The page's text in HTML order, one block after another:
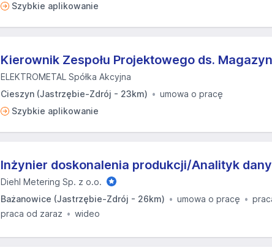
Szybkie aplikowanie
Kierownik Zespołu Projektowego ds.
ELEKTROMETAL Spółka Akcyjna
Cieszyn (Jastrzębie-Zdrój - 23km)
umowa o pracę
Szybkie aplikowanie
Inżynier doskonalenia produkcji/Analityk
Diehl Metering Sp. z o.o.
Bażanowice (Jastrzębie-Zdrój - 26km)
umowa o pracę
praca od zaraz
wideo